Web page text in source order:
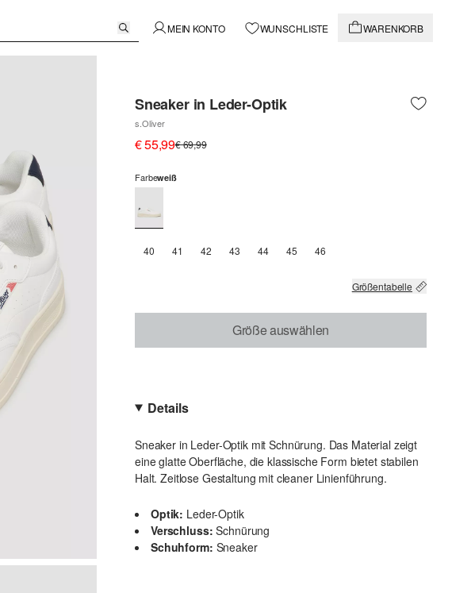
MEIN KONTO WUNSCHLISTE WARENKORB
Sneaker in Leder-Optik
s.Oliver
€ 55,99€ 69,99
Farbeweiß
40 41 42 43 44 45 46
Größentabelle
Größe auswählen
Details
Sneaker in Leder-Optik mit Schnürung. Das Material zeigt
eine glatte Oberfläche, die klassische Form bietet stabilen
Halt. Zeitlose Gestaltung mit cleaner Linienführung.
Optik: Leder-Optik
Verschluss: Schnürung
Schuhform: Sneaker